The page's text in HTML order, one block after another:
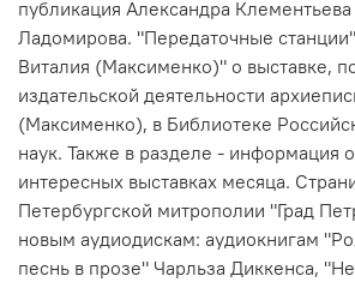
публикация Александра
Ладомирова. "Передаточные
Виталия (Максименко)" о выставке,
издательской деятельности
(Максименко), в Библиотеке
наук. Также в разделе - информация
интересных выставках месяца.
Петербургской митрополии "Град
новым аудиодискам: аудиокнигам
песнь в прозе" Чарльза Диккенса,